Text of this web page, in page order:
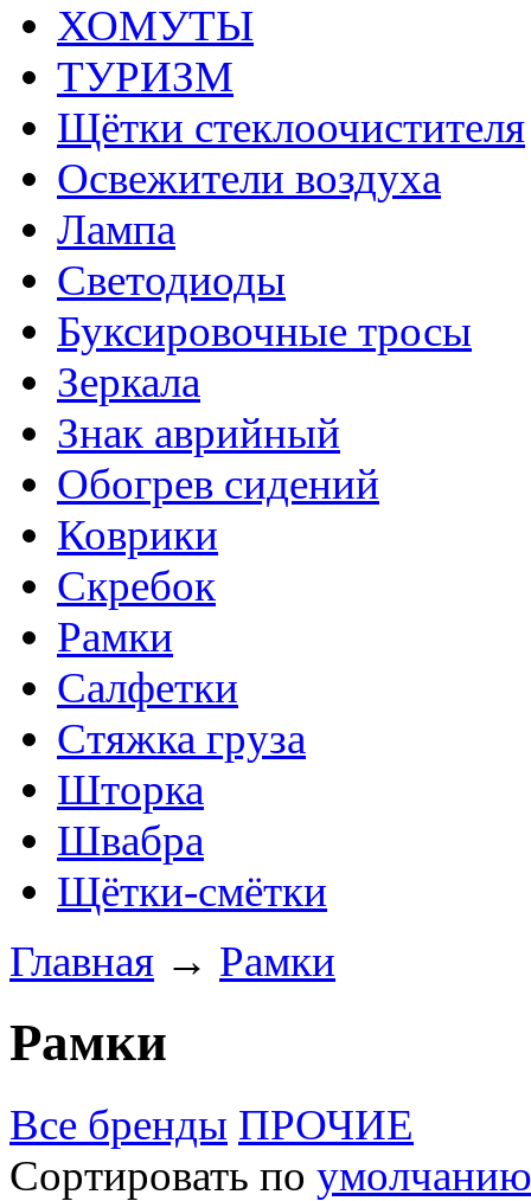
ХОМУТЫ
ТУРИЗМ
Щётки стеклоочистителя
Освежители воздуха
Лампа
Светодиоды
Буксировочные тросы
Зеркала
Знак аврийный
Обогрев сидений
Коврики
Скребок
Рамки
Салфетки
Стяжка груза
Шторка
Швабра
Щётки-смётки
Главная → Рамки
Рамки
Все бренды ПРОЧИЕ
Сортировать по умолчанию